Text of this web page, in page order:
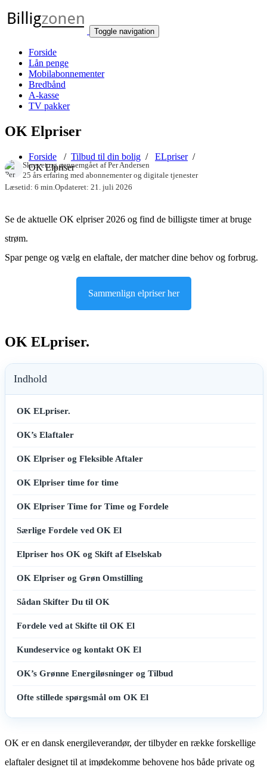
Toggle navigation
Forside
Lån penge
Mobilabonnementer
Bredbånd
A-kasse
TV pakker
OK Elpriser
Forside / Tilbud til din bolig / ELpriser/
OK Elpriser
Skrevet og gennemgået afPer Andersen
25 års erfaring med abonnementer og digitale tjenester
Læsetid: 6 min. Opdateret: 21. juli 2026
Se de aktuelle OK elpriser 2026 og find de billigste timer at bruge
strøm.
Spar penge og vælg en elaftale, der matcher dine behov og forbrug.
Sammenlign elpriser her
OK ELpriser.
Indhold
OK ELpriser.
OK’s Elaftaler
OK Elpriser og Fleksible Aftaler
OK Elpriser time for time
OK Elpriser Time for Time og Fordele
Særlige Fordele ved OK El
Elpriser hos OK og Skift af Elselskab
OK Elpriser og Grøn Omstilling
Sådan Skifter Du til OK
Fordele ved at Skifte til OK El
Kundeservice og kontakt OK El
OK’s Grønne Energiløsninger og Tilbud
Ofte stillede spørgsmål om OK El
OK er en dansk energileverandør, der tilbyder en række forskellige
elaftaler designet til at imødekomme behovene hos både private og